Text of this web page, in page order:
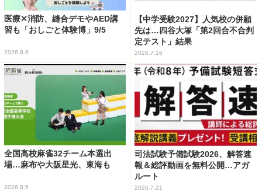
医療✕消防、縫合デモやAED講
習も「おしごと体験博」9/5
2026.8.6
【中学受験2027】人気校の併願
先は…四谷大塚「第2回合不合判
定テスト」結果
2026.7.16
全国高校麻雀32チーム本選出
場…麻布や大阪星光、東海も
2026.8.5
司法試験予備試験2026、解答速
報＆総評動画を無料公開…アガ
ルート
2026.7.21